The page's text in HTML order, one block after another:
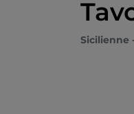
Sicilienne